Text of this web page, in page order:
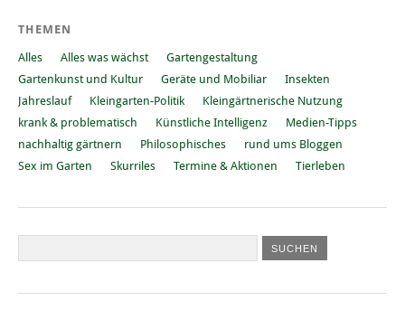
THEMEN
Alles Alles was wächst
Gartengestaltung
Gartenkunst und Kultur
Geräte und Mobiliar
Insekten
Jahreslauf
Kleingarten-Politik
Kleingärtnerische Nutzung
krank & problematisch
Künstliche Intelligenz
Medien-Tipps
nachhaltig gärtnern
Philosophisches
rund ums Bloggen
Sex im Garten
Skurriles Termine & Aktionen Tierleben